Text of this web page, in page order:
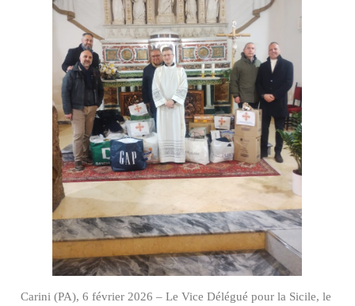
Carini (PA), 6 février 2026 – Le Vice Délégué pour la Sicile, le